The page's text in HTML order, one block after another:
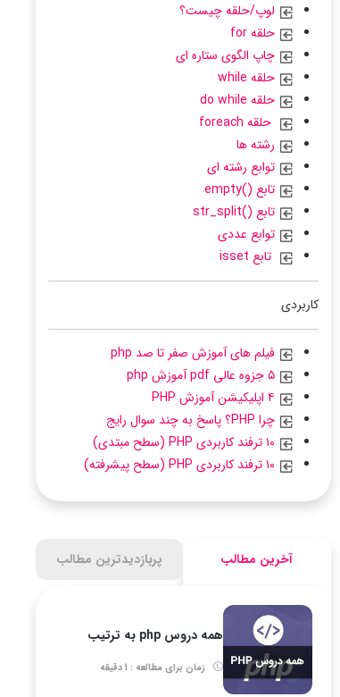
لوپ/حلقه چیست؟
حلقه for
چاپ الگوی ستاره ای
حلقه while
حلقه do while
حلقه foreach
رشته ها
توابع رشته ای
تابع ()empty
تابع ()str_split
توابع عددی
تابع isset
کاربردی
فیلم های آموزش صفر تا صد php
۵ جزوه عالی pdf آموزش php
چرا PHP؟ پاسخ به چند سوال رایج
آخرین مطالب پربازدیدترین مطالب
همه دروس php به ترتیب
زمان برای مطالعه : 1 دقیقه